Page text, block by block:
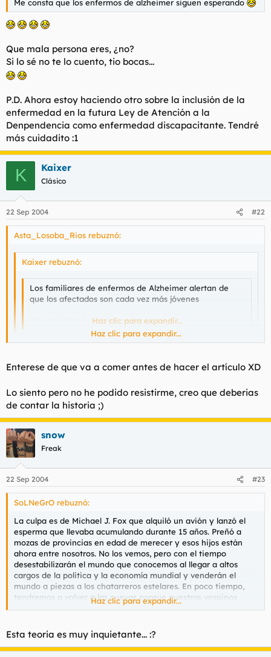
Me consta que los enfermos de alzheimer siguen esperando
Que mala persona eres, ¿no?
Si lo sé no te lo cuento, tio bocas...
P.D. Ahora estoy haciendo otro sobre la inclusión de la
enfermedad en la futura Ley de Atención a la
Denpendencia como enfermedad discapacitante. Tendré
más cuidadito :1
K Kaixer
Clásico
22 Sep 2004 #22
Asta_Losoba_Rios rebuznó:
Kaixer rebuznó:
Los familiares de enfermos de Alzheimer alertan de
que los afectados son cada vez más jóvenes
“Día Mundial del Alzheimer”Haz clic para expandir...
esperando
Que mala persona eres, ¿no?
Si lo sé no te lo cuento, tio bocas...
P.D. Ahora estoy haciendo otro sobre la inclusión de la
enfermedad en la futura Ley de Atención a la Denpendencia
como enfermedad discapacitante. Tendré más cuidadito :1
Haz clic para expandir...
Enterese de que va a comer antes de hacer el artículo XD
Lo siento pero no he podido resistirme, creo que deberias
de contar la historia ;)
snow
Freak
22 Sep 2004 #23
SoLNeGrO rebuznó:
La culpa es de Michael J. Fox que alquiló un avión y lanzó el
esperma que llevaba acumulando durante 15 años. Preñó a
mozas de provincias en edad de merecer y esos hijos están
ahora entre nosotros. No los vemos, pero con el tiempo
desestabilizarán el mundo que conocemos al llegar a altos
cargos de la politica y la economía mundial y venderán el
mundo a piezas a los chatarreros estelares. En poco tiempo,
tendremos q volver a las cuevas porque nuestras vespinos
formarán parte de los nuevos Alcones Milenarios.
hostia de aburrido.
Haz clic para expandir...
Esta teoria es muy inquietante... :?